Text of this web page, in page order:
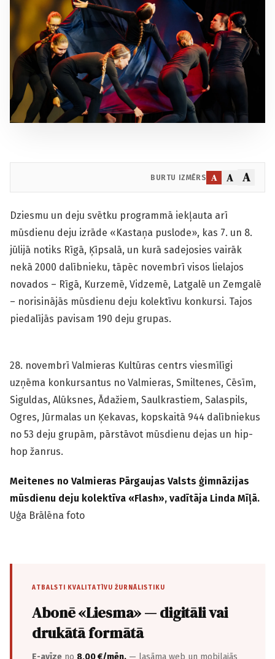
BURTU IZMĒRS A A A
Dziesmu un deju svētku programmā iekļauta arī
mūsdienu deju izrāde «Kastaņa puslode», kas 7. un 8.
jūlijā notiks Rīgā, Ķīpsalā, un kurā sadejosies vairāk
nekā 2000 dalībnieku, tāpēc novembrī visos lielajos
novados – Rīgā, Kurzemē, Vidzemē, Latgalē un Zemgalē
– norisinājās mūsdienu deju kolektīvu konkursi. Tajos
piedalījās pavisam 190 deju grupas.
28. novembrī Valmieras Kultūras centrs viesmīlīgi
uzņēma konkursantus no Valmieras, Smiltenes, Cēsīm,
Siguldas, Alūksnes, Ādažiem, Saulkrastiem, Salaspils,
Ogres, Jūrmalas un Ķekavas, kopskaitā 944 dalībniekus
no 53 deju grupām, pārstāvot mūsdienu dejas un hip-
hop žanrus.
Meitenes no Valmieras Pārgaujas Valsts ģimnāzijas
mūsdienu deju kolektīva «Flash», vadītāja Linda Mīļā.
Uģa Brālēna foto
ATBALSTI KVALITATĪVU ŽURNĀLISTIKU
Abonē «Liesma» — digitāli vai
drukātā formātā